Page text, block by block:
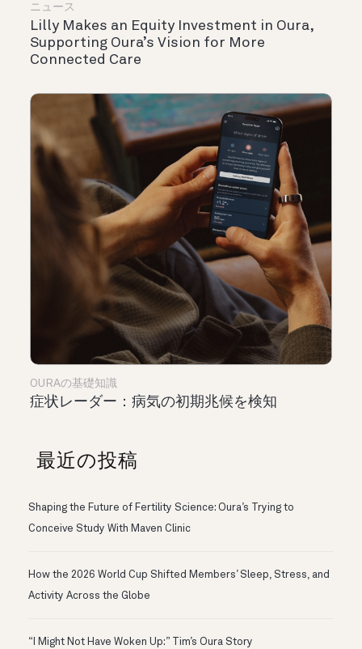
ニュース
Lilly Makes an Equity Investment in Oura,
Supporting Oura’s Vision for More
Connected Care
OURAの基礎知識
症状レーダー：病気の初期兆候を検知
最近の投稿
Shaping the Future of Fertility Science: Oura’s Trying to
Conceive Study With Maven Clinic
How the 2026 World Cup Shifted Members’ Sleep, Stress, and
Activity Across the Globe
“I Might Not Have Woken Up:” Tim’s Oura Story